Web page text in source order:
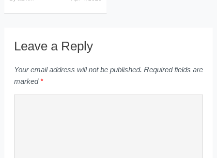
Leave a Reply
Your email address will not be published. Required fields are
marked *